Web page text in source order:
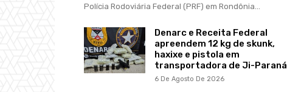
Polícia Rodoviária Federal (PRF) em Rondônia...
Denarc e Receita Federal
apreendem 12 kg de skunk,
haxixe e pistola em
transportadora de Ji-Paraná
6 De Agosto De 2026